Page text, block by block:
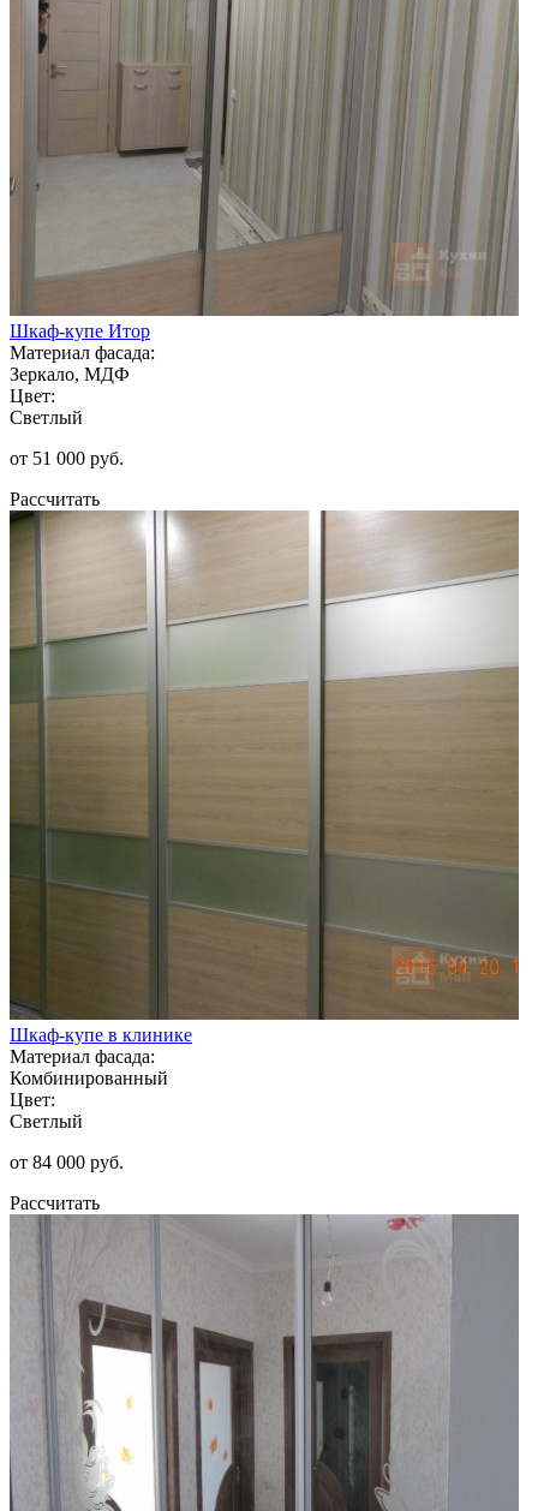
Шкаф-купе Итор
Материал фасада:
Зеркало, МДФ
Цвет:
Светлый
от 51 000 руб.
Рассчитать
Шкаф-купе в клинике
Материал фасада:
Комбинированный
Цвет:
Светлый
от 84 000 руб.
Рассчитать